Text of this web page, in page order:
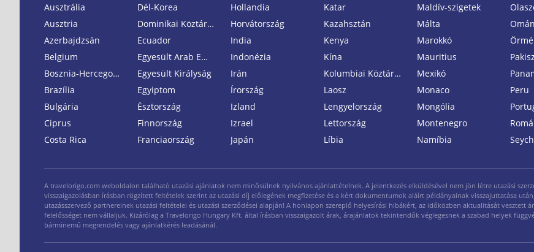
Ausztrália
Ausztria
Azerbajdzsán
Belgium
Bosznia-Hercegovina
Brazília
Bulgária
Ciprus
Costa Rica
Dél-Korea
Dominikai Köztársaság
Ecuador
Egyesült Arab Emirátusok
Egyesült Királyság
Egyiptom
Észtország
Finnország
Franciaország
Hollandia
Horvátország
India
Indonézia
Irán
Írország
Izland
Izrael
Japán
Katar
Kazahsztán
Kenya
Kína
Kolumbiai Köztársaság
Laosz
Lengyelország
Lettország
Líbia
Maldív-szigetek
Málta
Marokkó
Mauritius
Mexikó
Monaco
Mongólia
Montenegro
Namíbia
Omán
Peru
A travelorigo.com weboldalon található utazási ajánlatok nem minősülnek nyilvános ajánlattételnek. A jelentkezés elküldésével nem jön létre utazási
visszaigazolásban írásban rögzített feltételek szerint az utazási díj előlegének megfizetése és a kért dokumentumok aláírt példányainak visszajuttatása
utazásszervező partnereinek utazási feltételei és utazási szerződései alapján! A honlapon szereplő helyesírási hibákért, az időközben aktualitását vesztett
felelősséget nem vállaljuk. Kizárólag a Travelorigo Hungary Kft. által írásban visszaigazolt árak, árajánlatok tekintendők véglegesnek a szabad helyek
bárminemű megrendelés vagy ajánlatkérés leadásánál.